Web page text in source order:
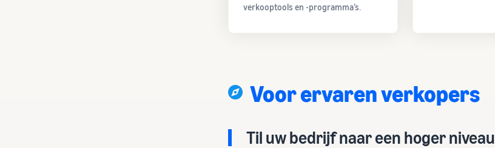
verkooptools en -programma’s.
Voor ervaren verkopers
Til uw bedrijf naar een hoger niveau